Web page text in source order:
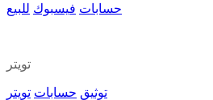
حسابات فيسبوك للبيع
تويتر
توثيق حسابات تويتر